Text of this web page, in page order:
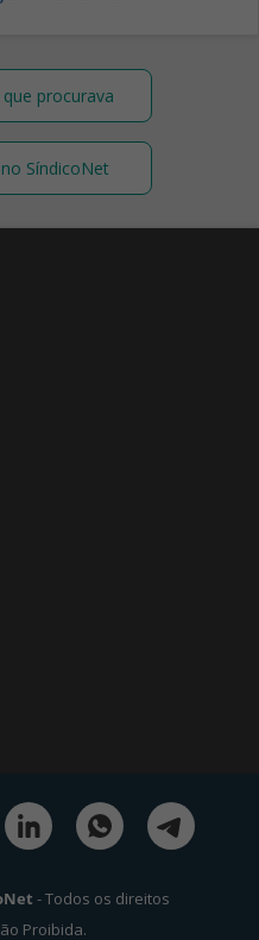
procurava
SíndicoNet
- Todos os direitos
Proibida.